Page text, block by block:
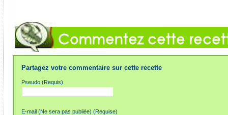
Partagez votre commentaire sur cette recette
Pseudo (Requis)
E-mail (Ne sera pas publiée) (Requise)